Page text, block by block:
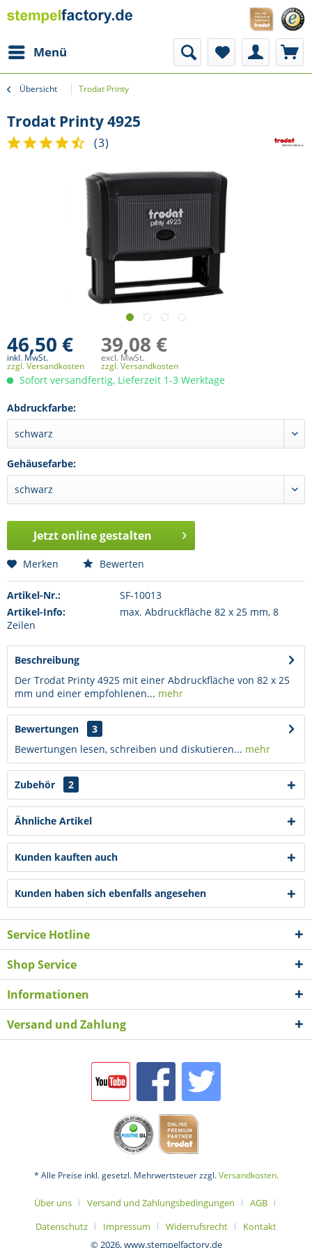
Menü
Übersicht Trodat Printy
Trodat Printy 4925
(3)
46,50 €
inkl. MwSt.
zzgl. Versandkosten
39,08 €
excl. MwSt.
zzgl. Versandkosten
Sofort versandfertig, Lieferzeit 1-3 Werktage
Abdruckfarbe:
Gehäusefarbe:
Jetzt online gestalten
Merken Bewerten
Artikel-Nr.:
SF-10013
Artikel-Info:
max. Abdruckfläche 82 x 25 mm, 8
Zeilen
Beschreibung
Der Trodat Printy 4925 mit einer Abdruckfläche von 82 x 25
mm und einer empfohlenen... mehr
Bewertungen
3
Bewertungen lesen, schreiben und diskutieren... mehr
Zubehör 2
Ähnliche Artikel
Kunden kauften auch
Kunden haben sich ebenfalls angesehen
Service Hotline
Shop Service
Informationen
Versand und Zahlung
* Alle Preise inkl. gesetzl. Mehrwertsteuer zzgl.Versandkosten.
Über uns Versand und Zahlungsbedingungen
AGB
Datenschutz
Impressum Widerrufsrecht
Kontakt
© 2026, www.stempelfactory.de